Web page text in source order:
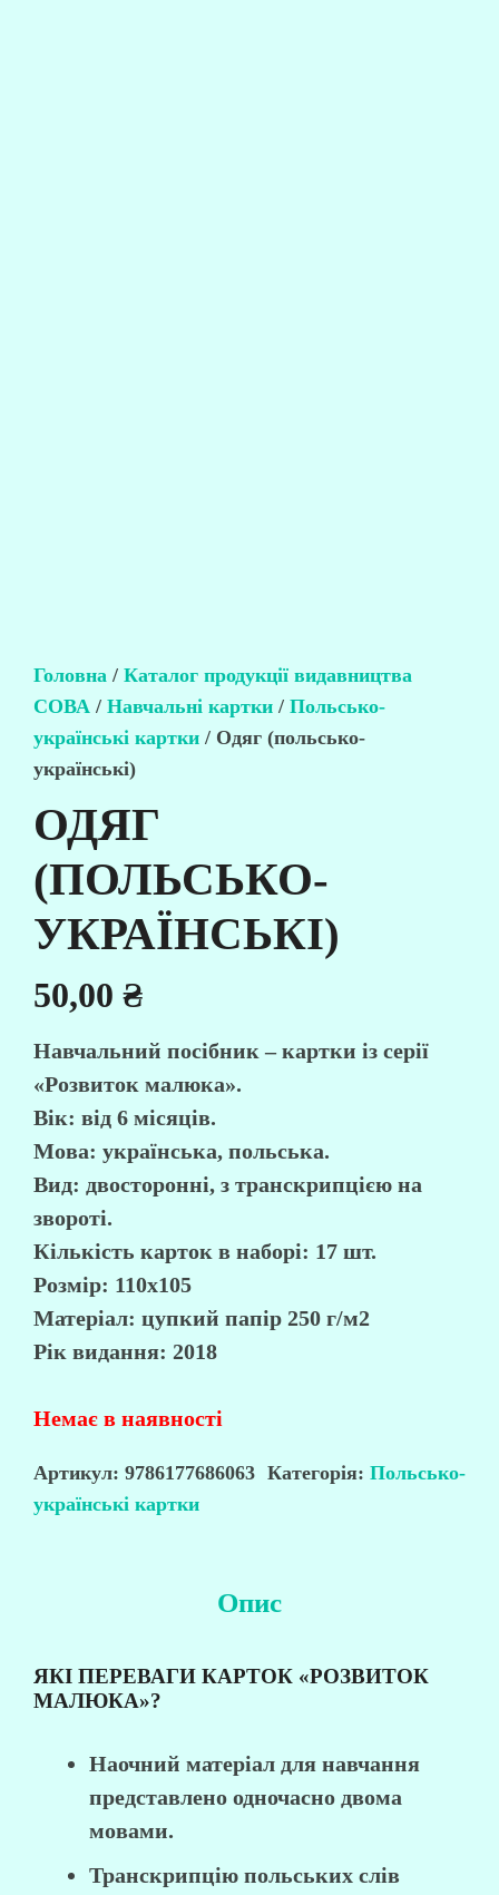
Головна / Каталог продукції видавництва
СОВА / Навчальні картки / Польсько-
українські картки / Одяг (польсько-
українські)
ОДЯГ
(ПОЛЬСЬКО-
УКРАЇНСЬКІ)
50,00 ₴
Навчальний посібник – картки із серії
«Розвиток малюка».
Вік: від 6 місяців.
Мова: українська, польська.
Вид: двосторонні, з транскрипцією на
звороті.
Кількість карток в наборі: 17 шт.
Розмір: 110х105
Матеріал: цупкий папір 250 г/м2
Рік видання: 2018
Немає в наявності
Артикул: 9786177686063 Категорія: Польсько-
українські картки
Опис
ЯКІ ПЕРЕВАГИ КАРТОК «РОЗВИТОК
МАЛЮКА»?
Наочний матеріал для навчання
представлено одночасно двома
мовами.
Транскрипцію польських слів